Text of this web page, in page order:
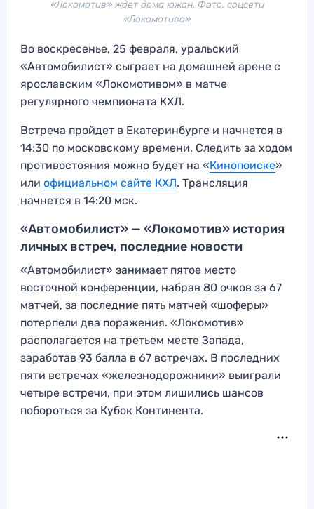
«Локомотив» ждет дома южан. Фото: соцсети
«Локомотива»
Во воскресенье, 25 февраля, уральский
«Автомобилист» сыграет на домашней арене с
ярославским «Локомотивом» в матче
регулярного чемпионата КХЛ.
Встреча пройдет в Екатеринбурге и начнется в
14:30 по московскому времени. Следить за ходом
противостояния можно будет на «Кинопоиске»
или официальном сайте КХЛ. Трансляция
начнется в 14:20 мск.
«Автомобилист» — «Локомотив» история
личных встреч, последние новости
«Автомобилист» занимает пятое место
восточной конференции, набрав 80 очков за 67
матчей, за последние пять матчей «шоферы»
потерпели два поражения. «Локомотив»
располагается на третьем месте Запада,
заработав 93 балла в 67 встречах. В последних
пяти встречах «железнодорожники» выиграли
четыре встречи, при этом лишились шансов
побороться за Кубок Континента.